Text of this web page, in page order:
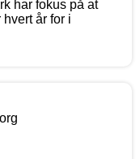
har fokus på at
år for i